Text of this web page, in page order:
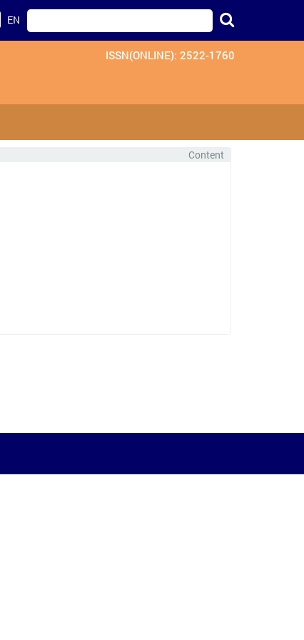
EN
ISSN(ONLINE): 2522-1760
Content